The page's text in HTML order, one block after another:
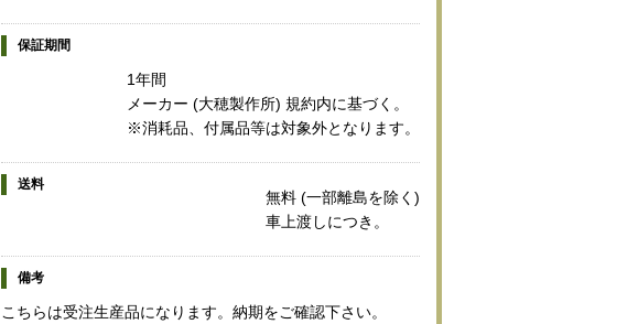
保証期間
1年間
メーカー (大穂製作所) 規約内に基づく。
※消耗品、付属品等は対象外となります。
送料
無料 (一部離島を除く)
車上渡しにつき。
備考
こちらは受注生産品になります。納期をご確認下さい。